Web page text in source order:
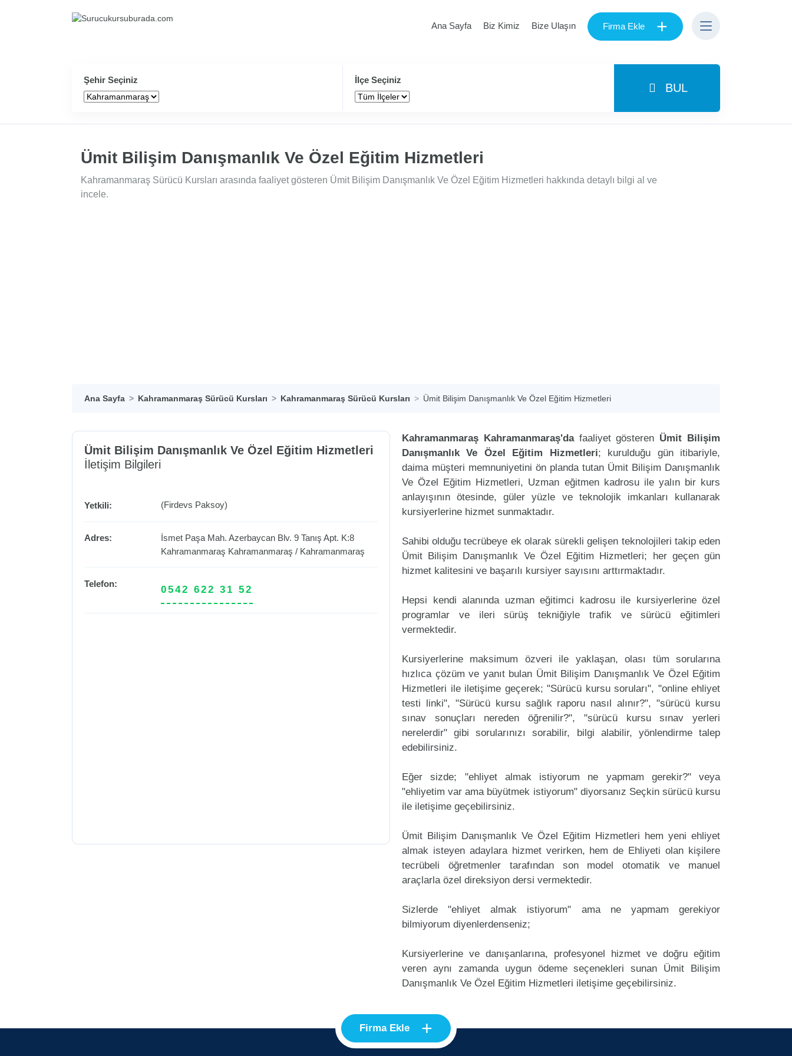
Ana Sayfa Biz Kimiz Bize Ulaşın Firma Ekle +
Şehir Seçiniz İlçe Seçiniz
BUL
Ümit Bilişim Danışmanlık Ve Özel Eğitim Hizmetleri
Kahramanmaraş Sürücü Kursları arasında faaliyet gösteren Ümit Bilişim Danışmanlık Ve Özel Eğitim Hizmetleri hakkında detaylı bilgi al ve
incele.
Ana Sayfa Kahramanmaraş Sürücü Kursları Kahramanmaraş Sürücü Kursları Ümit Bilişim Danışmanlık Ve Özel Eğitim Hizmetleri
Ümit Bilişim Danışmanlık Ve Özel Eğitim Hizmetleri
İletişim Bilgileri
Yetkili: (Firdevs Paksoy)
Adres:
İsmet Paşa Mah. Azerbaycan Blv. 9 Tanış Apt. K:8
Kahramanmaraş Kahramanmaraş / Kahramanmaraş
Telefon:
0542 622 31 52
Kahramanmaraş Kahramanmaraş'dafaaliyet gösteren Ümit Bilişim
Danışmanlık Ve Özel Eğitim Hizmetleri; kurulduğu gün itibariyle,
daima müşteri memnuniyetini ön planda tutan Ümit Bilişim Danışmanlık
Ve Özel Eğitim Hizmetleri, Uzman eğitmen kadrosu ile yalın bir kurs
anlayışının ötesinde, güler yüzle ve teknolojik imkanları kullanarak
kursiyerlerine hizmet sunmaktadır.
Sahibi olduğu tecrübeye ek olarak sürekli gelişen teknolojileri takip eden
Ümit Bilişim Danışmanlık Ve Özel Eğitim Hizmetleri; her geçen gün
hizmet kalitesini ve başarılı kursiyer sayısını arttırmaktadır.
Hepsi kendi alanında uzman eğitimci kadrosu ile kursiyerlerine özel
programlar ve ileri sürüş tekniğiyle trafik ve sürücü eğitimleri
vermektedir.
Kursiyerlerine maksimum özveri ile yaklaşan, olası tüm sorularına
hızlıca çözüm ve yanıt bulan Ümit Bilişim Danışmanlık Ve Özel Eğitim
Hizmetleri ile iletişime geçerek; "Sürücü kursu soruları", "online ehliyet
testi linki", "Sürücü kursu sağlık raporu nasıl alınır?", "sürücü kursu
sınav sonuçları nereden öğrenilir?", "sürücü kursu sınav yerleri
nerelerdir" gibi sorularınızı sorabilir, bilgi alabilir, yönlendirme talep
edebilirsiniz.
Eğer sizde; "ehliyet almak istiyorum ne yapmam gerekir?" veya
"ehliyetim var ama büyütmek istiyorum" diyorsanız Seçkin sürücü kursu
ile iletişime geçebilirsiniz.
Ümit Bilişim Danışmanlık Ve Özel Eğitim Hizmetleri hem yeni ehliyet
almak isteyen adaylara hizmet verirken, hem de Ehliyeti olan kişilere
tecrübeli öğretmenler tarafından son model otomatik ve manuel
araçlarla özel direksiyon dersi vermektedir.
Sizlerde "ehliyet almak istiyorum" ama ne yapmam gerekiyor
bilmiyorum diyenlerdenseniz;
Kursiyerlerine ve danışanlarına, profesyonel hizmet ve doğru eğitim
veren aynı zamanda uygun ödeme seçenekleri sunan Ümit Bilişim
Danışmanlık Ve Özel Eğitim Hizmetleri iletişime geçebilirsiniz.
Firma Ekle +